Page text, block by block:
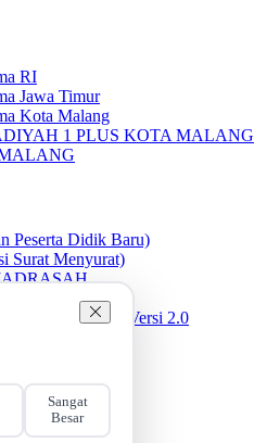
RI
Jawa Timur
Kota Malang
1 PLUS KOTA MALANG
Peserta Didik Baru)
Surat Menyurat)
Terpadu Online) Versi 2.0
21 Kota Malang
Sangat
Besar